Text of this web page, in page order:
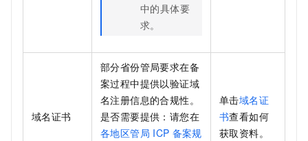
中的具体要
求。
域名证书
部分省份管局要求在备
案过程中提供以验证域
名注册信息的合规性。
是否需要提供：请您在
各地区管局 ICP 备案规
单击域名证
书查看如何
获取资料。